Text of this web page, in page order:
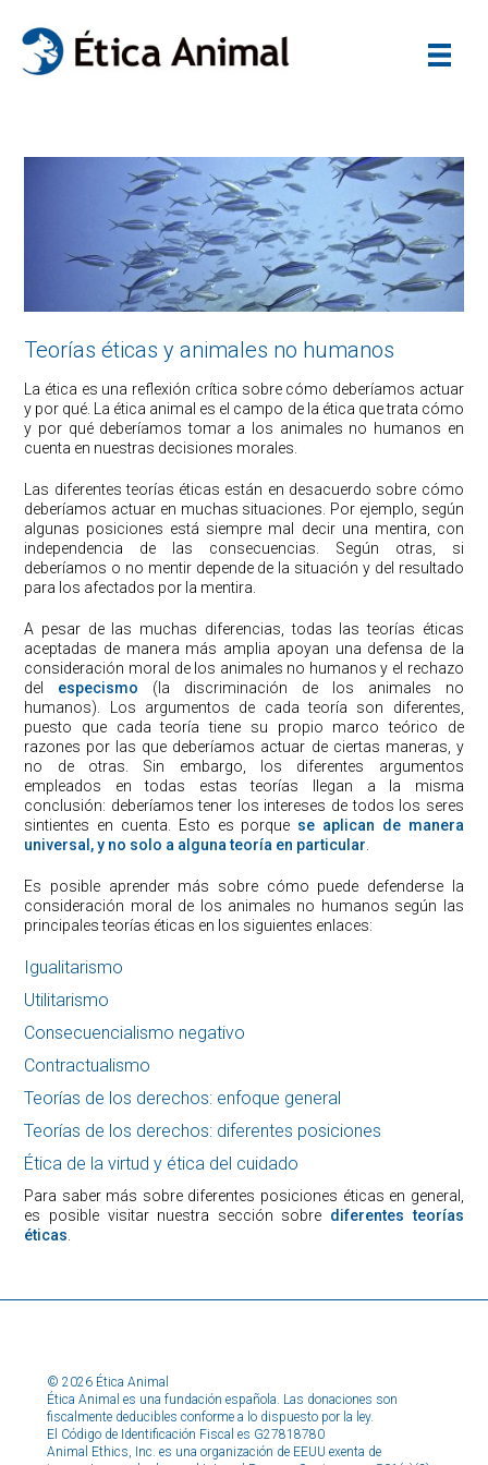
Teorías éticas y animales no humanos
La ética es una reflexión crítica sobre cómo deberíamos actuar
y por qué. La ética animal es el campo de la ética que trata cómo
y por qué deberíamos tomar a los animales no humanos en
cuenta en nuestras decisiones morales.
Las diferentes teorías éticas están en desacuerdo sobre cómo
deberíamos actuar en muchas situaciones. Por ejemplo, según
algunas posiciones está siempre mal decir una mentira, con
independencia de las consecuencias. Según otras, si
deberíamos o no mentir depende de la situación y del resultado
para los afectados por la mentira.
A pesar de las muchas diferencias, todas las teorías éticas
aceptadas de manera más amplia apoyan una defensa de la
consideración moral de los animales no humanos y el rechazo
del especismo (la discriminación de los animales no
humanos). Los argumentos de cada teoría son diferentes,
puesto que cada teoría tiene su propio marco teórico de
razones por las que deberíamos actuar de ciertas maneras, y
no de otras. Sin embargo, los diferentes argumentos
empleados en todas estas teorías llegan a la misma
conclusión: deberíamos tener los intereses de todos los seres
sintientes en cuenta. Esto es porque se aplican de manera
universal, y no solo a alguna teoría en particular
Es posible aprender más sobre cómo puede defenderse la
consideración moral de los animales no humanos según las
principales teorías éticas en los siguientes enlaces:
Igualitarismo
Utilitarismo
Consecuencialismo negativo
Contractualismo
Teorías de los derechos: enfoque general
Teorías de los derechos: diferentes posiciones
Ética de la virtud y ética del cuidado
Para saber más sobre diferentes posiciones éticas en general,
es posible visitar nuestra sección sobre diferentes teorías
éticas
© 2026 Ética Animal
Ética Animal es una fundación española. Las donaciones son
fiscalmente deducibles conforme a lo dispuesto por la ley.
El Código de Identificación Fiscal es G27818780
Animal Ethics, Inc. es una organización de EEUU exenta de